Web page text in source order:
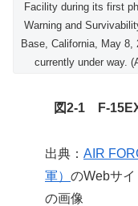
Facility during its first
Warning and
Base, California, May 8,
currently under way.
図2-1 F-
出典： AIR
軍） のWebサイ
の画像